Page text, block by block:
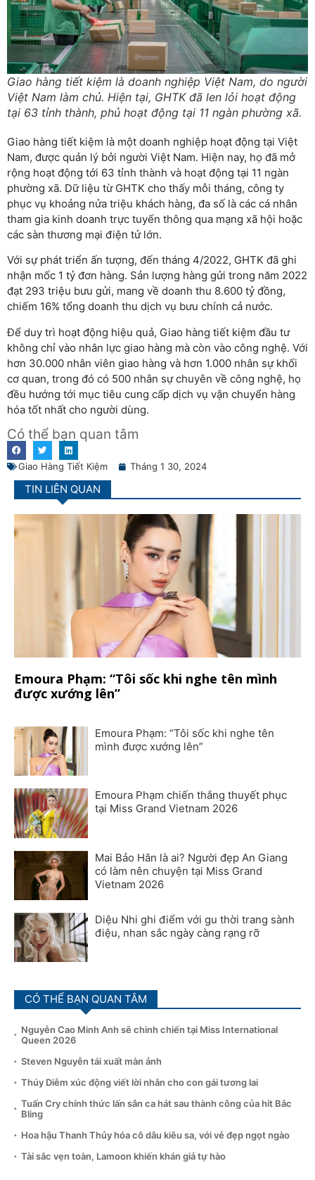
Giao hàng tiết kiệm là doanh nghiệp Việt Nam, do người
Việt Nam làm chủ. Hiện tại, GHTK đã len lỏi hoạt động
tại 63 tỉnh thành, phủ hoạt động tại 11 ngàn phường xã.
Giao hàng tiết kiệm là một doanh nghiệp hoạt động tại Việt
Nam, được quản lý bởi người Việt Nam. Hiện nay, họ đã mở
rộng hoạt động tới 63 tỉnh thành và hoạt động tại 11 ngàn
phường xã. Dữ liệu từ GHTK cho thấy mỗi tháng, công ty
phục vụ khoảng nửa triệu khách hàng, đa số là các cá nhân
tham gia kinh doanh trực tuyến thông qua mạng xã hội hoặc
các sàn thương mại điện tử lớn.
Với sự phát triển ấn tượng, đến tháng 4/2022, GHTK đã ghi
nhận mốc 1 tỷ đơn hàng. Sản lượng hàng gửi trong năm 2022
đạt 293 triệu bưu gửi, mang về doanh thu 8.600 tỷ đồng,
chiếm 16% tổng doanh thu dịch vụ bưu chính cả nước.
Để duy trì hoạt động hiệu quả, Giao hàng tiết kiệm đầu tư
không chỉ vào nhân lực giao hàng mà còn vào công nghệ. Với
hơn 30.000 nhân viên giao hàng và hơn 1.000 nhân sự khối
cơ quan, trong đó có 500 nhân sự chuyên về công nghệ, họ
đều hướng tới mục tiêu cung cấp dịch vụ vận chuyển hàng
hóa tốt nhất cho người dùng.
Có thể bạn quan tâm
Giao Hàng Tiết Kiệm Tháng 1 30, 2024
TIN LIÊN QUAN
Emoura Phạm: “Tôi sốc khi nghe tên mình
được xướng lên”
Emoura Phạm: “Tôi sốc khi nghe tên
mình được xướng lên”
Emoura Phạm chiến thắng thuyết phục
tại Miss Grand Vietnam 2026
Mai Bảo Hân là ai? Người đẹp An Giang
có làm nên chuyện tại Miss Grand
Vietnam 2026
Diệu Nhi ghi điểm với gu thời trang sành
điệu, nhan sắc ngày càng rạng rỡ
CÓ THỂ BẠN QUAN TÂM
Nguyễn Cao Minh Anh sẽ chinh chiến tại Miss International
Queen 2026
Steven Nguyễn tái xuất màn ảnh
Thúy Diễm xúc động viết lời nhắn cho con gái tương lai
Tuấn Cry chính thức lấn sân ca hát sau thành công của hit Bắc
Bling
Hoa hậu Thanh Thủy hóa cô dâu kiêu sa, với vẻ đẹp ngọt ngào
Tài sắc vẹn toàn, Lamoon khiến khán giả tự hào